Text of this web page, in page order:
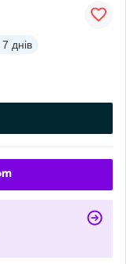
7 днів